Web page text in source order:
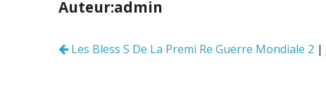
o
Auteur:admin
Navigation
Les Bless S De La Premi Re Guerre Mondiale 2 |